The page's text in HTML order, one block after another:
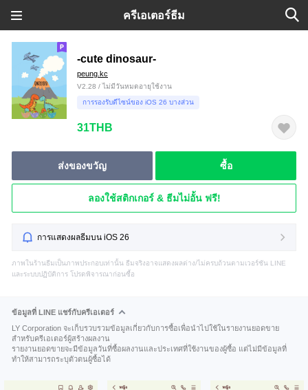
ครีเอเตอร์ธีม
-cute dinosaur-
peung.kc
V2.28 / ไม่มีวันหมดอายุใช้งาน
การรองรับดีไซน์ของ iOS 26 บางส่วน
31THB
ส่งของขวัญ ซื้อ
ลองใช้สติกเกอร์ & ธีมไม่อั้น ฟรี!
การแสดงผลธีมบน iOS 26
ภาพในร้านธีมเป็นภาพประกอบเท่านั้น ธีมจริงอาจแสดงผลต่าง/ไม่ครบถ้วนตามเวอร์ชัน LINE
และระบบปฏิบัติการ โปรดพิจารณาก่อนซื้อ
ข้อมูลที่ LINE แชร์กับครีเอเตอร์
LY Corporation จะเก็บรวบรวมข้อมูลเกี่ยวกับการซื้อเพื่อนำไปใช้ในรายงานยอดขาย
สำหรับครีเอเตอร์ผู้สร้างผลงาน
รายงานยอดขายจะมีข้อมูลวันที่ซื้อผลงานและประเทศที่ใช้งานของผู้ซื้อ แต่ไม่มีข้อมูลที่
ทำให้สามารถระบุตัวตนผู้ซื้อได้